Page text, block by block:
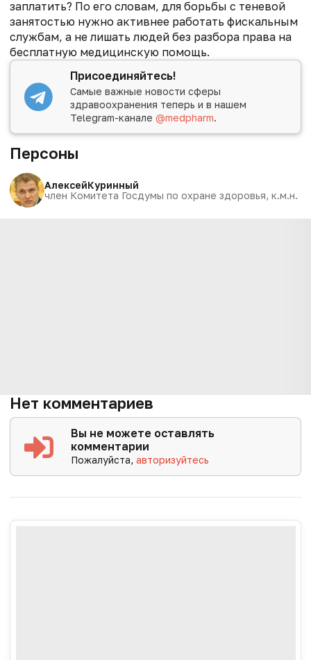
заплатить? По его словам, для борьбы с теневой
занятостью нужно активнее работать фискальным
службам, а не лишать людей без разбора права на
бесплатную медицинскую помощь.
Присоединяйтесь!
Самые важные новости сферы
здравоохранения теперь и в нашем
Telegram-канале@medpharm.
Персоны
АлексейКуринный
член Комитета Госдумы по охране здоровья, к.м.н.
Нет комментариев
Вы не можете оставлять
комментарии
Пожалуйста,авторизуйтесь